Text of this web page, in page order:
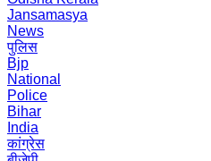
Jansamasya
News
पुलिस
Bjp
National
Police
Bihar
India
कांग्रेस